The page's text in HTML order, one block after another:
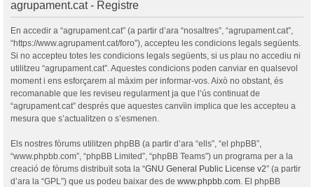
agrupament.cat - Registre
En accedir a “agrupament.cat” (a partir d’ara “nosaltres”, “agrupament.cat”,
“https://www.agrupament.cat/foro”), accepteu les condicions legals següents.
Si no accepteu totes les condicions legals següents, si us plau no accediu ni
utilitzeu “agrupament.cat”. Aquestes condicions poden canviar en qualsevol
moment i ens esforçarem al màxim per informar-vos. Això no obstant, és
recomanable que les reviseu regularment ja que l’ús continuat de
“agrupament.cat” després que aquestes canvïin implica que les accepteu a
mesura que s’actualitzen o s’esmenen.
Els nostres fòrums utilitzen phpBB (a partir d’ara “ells”, “el phpBB”,
“www.phpbb.com”, “phpBB Limited”, “phpBB Teams”) un programa per a la
creació de fòrums distribuït sota la “GNU General Public License v2” (a partir
d’ara la “GPL”) que us podeu baixar des de www.phpbb.com . El phpBB